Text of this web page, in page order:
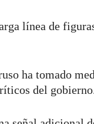
línea de
ha tomado
del